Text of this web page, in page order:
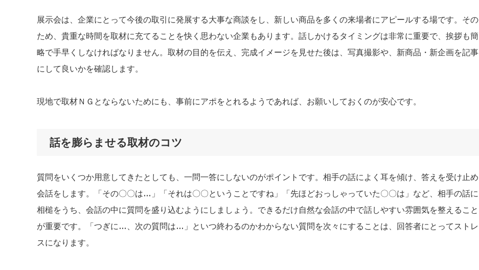
展示会は、企業にとって今後の取引に発展する大事な商談をし、新しい商品を多くの来場者にアピールする場です。その
ため、貴重な時間を取材に充てることを快く思わない企業もあります。話しかけるタイミングは非常に重要で、挨拶も簡
略で手早くしなければなりません。取材の目的を伝え、完成イメージを見せた後は、写真撮影や、新商品・新企画を記事
にして良いかを確認します。
現地で取材ＮＧとならないためにも、事前にアポをとれるようであれば、お願いしておくのが安心です。
話を膨らませる取材のコツ
質問をいくつか用意してきたとしても、一問一答にしないのがポイントです。相手の話によく耳を傾け、答えを受け止め
会話をします。「その〇〇は…」「それは〇〇ということですね」「先ほどおっしゃっていた〇〇は」など、相手の話に
相槌をうち、会話の中に質問を盛り込むようにしましょう。できるだけ自然な会話の中で話しやすい雰囲気を整えること
が重要です。「つぎに…、次の質問は…」といつ終わるのかわからない質問を次々にすることは、回答者にとってストレ
スになります。